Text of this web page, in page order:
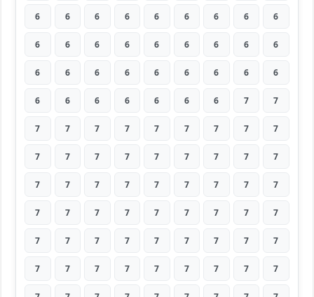
6 6 6 6 6 6 6 6 6
6 6 6 6 6 6 6 6 6
6 6 6 6 6 6 6 6 6
6 6 6 6 6 6 6 7 7
7 7 7 7 7 7 7 7 7
7 7 7 7 7 7 7 7 7
7 7 7 7 7 7 7 7 7
7 7 7 7 7 7 7 7 7
7 7 7 7 7 7 7 7 7
7 7 7 7 7 7 7 7 7